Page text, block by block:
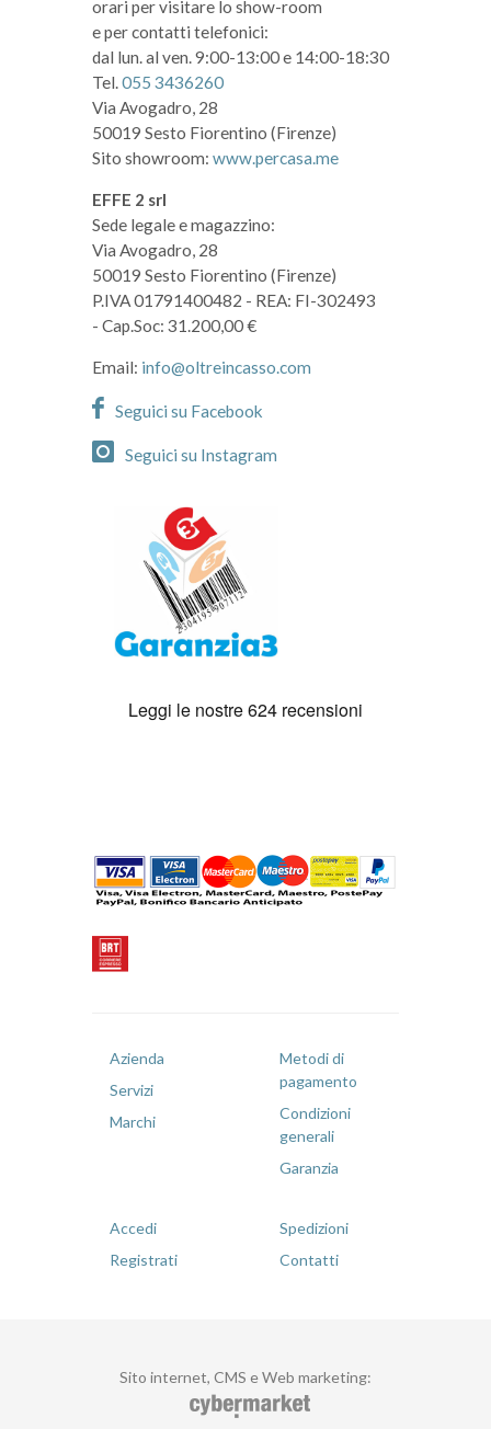
orari per visitare lo show-room
e per contatti telefonici:
dal lun. al ven. 9:00-13:00 e 14:00-18:30
Tel.055 3436260
Via Avogadro, 28
50019 Sesto Fiorentino (Firenze)
Sito showroom: www.percasa.me
EFFE 2 srl
Sede legale e magazzino:
Via Avogadro, 28
50019 Sesto Fiorentino (Firenze)
P.IVA 01791400482 - REA: FI-302493
- Cap.Soc: 31.200,00 €
Email: info@oltreincasso.com
Seguici su Facebook
Seguici su Instagram
Azienda
Servizi
Marchi
Metodi di
pagamento
Condizioni
generali
Garanzia
Accedi
Registrati
Spedizioni
Contatti
Sito internet, CMS e Web marketing: